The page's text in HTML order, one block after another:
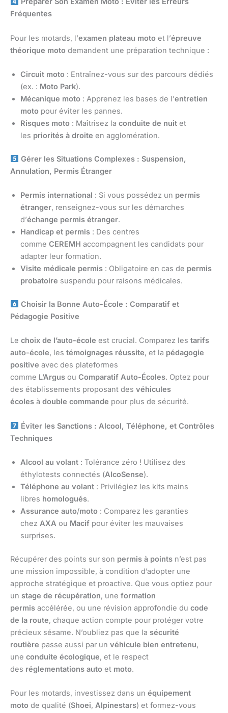
Fréquentes
Pour les motards, l’examen plateau moto et l’épreuve
théorique moto demandent une préparation technique :
Circuit moto : Entraînez-vous sur des parcours dédiés
(ex. : Moto Park).
Mécanique moto : Apprenez les bases de l’entretien
moto pour éviter les pannes.
Risques moto : Maîtrisez la conduite de nuit et
les priorités à droite en agglomération.
Gérer les Situations Complexes : Suspension,
Annulation, Permis Étranger
Permis international : Si vous possédez un permis
étranger, renseignez-vous sur les démarches
d’échange permis étranger.
Handicap et permis : Des centres
comme CEREMH accompagnent les candidats pour
adapter leur formation.
Visite médicale permis : Obligatoire en cas de permis
probatoire suspendu pour raisons médicales.
Choisir la Bonne Auto-École : Comparatif et
Pédagogie Positive
Le choix de l’auto-école est crucial. Comparez les tarifs
auto-école, les témoignages réussite, et la pédagogie
positive avec des plateformes
comme L’Argus ou Comparatif Auto-Écoles. Optez pour
des établissements proposant des véhicules
écoles à double commande pour plus de sécurité.
Éviter les Sanctions : Alcool, Téléphone, et Contrôles
Techniques
Alcool au volant : Tolérance zéro ! Utilisez des
éthylotests connectés (AlcoSense).
Téléphone au volant : Privilégiez les kits mains
libres homologués.
Assurance auto/moto : Comparez les garanties
chez AXA ou Macif pour éviter les mauvaises
surprises.
Récupérer des points sur son permis à points n’est pas
une mission impossible, à condition d’adopter une
approche stratégique et proactive. Que vous optiez pour
un stage de récupération, une formation
permis accélérée, ou une révision approfondie du code
de la route, chaque action compte pour protéger votre
précieux sésame. N’oubliez pas que la sécurité
routière passe aussi par un véhicule bien entretenu,
une conduite écologique, et le respect
des réglementations auto et moto.
Pour les motards, investissez dans un équipement
moto de qualité (Shoei, Alpinestars) et formez-vous